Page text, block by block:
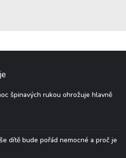
špinavých rukou ohrožuje hlavně
dítě bude pořád nemocné a proč je